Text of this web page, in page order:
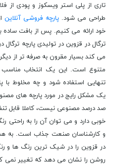
تاری از پلی استر ویسکوز و پودی از
طراحی می شود. پارچه فروشی آنلاین
خود ارائه می کنیم. پس از بافت ساده
ترگال در قزوین در تولیدی پارچه
می کند بسیار مقرون به صرفه تر از
متنوع است. این یک انتخاب
تنهایی استفاده شود و چه مخلوط با
یک مشکل رایج در مورد پارچه های
صد درصد مصنوعی نیست، کاملا قابل
خوبی دارد و می توان آن را به راحتی
و کارشناسان صنعت جذاب است. به
در قزوین را در شیک ترین رنگ ها و
روشن را نشان می دهد که تغییر نمی